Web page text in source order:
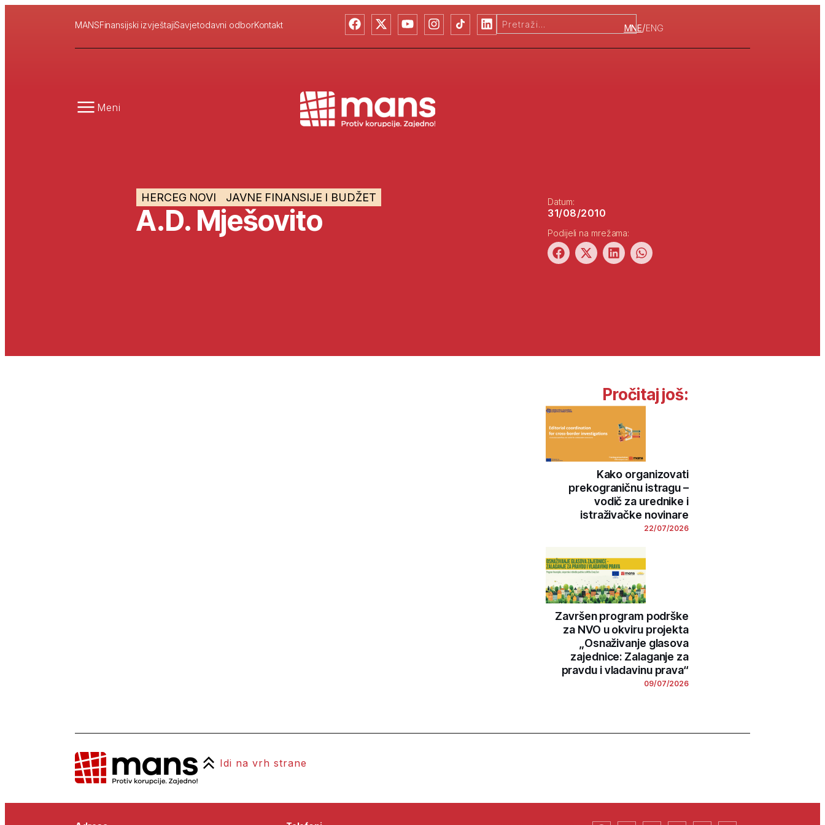
MANSFinansijski izvještajiSavjetodavni odborKontakt MNE/ENG
Meni
HERCEG NOVI JAVNE FINANSIJE I BUDŽET
A.D. Mješovito
Datum:
31/08/2010
Podijeli na mrežama:
Pročitaj još:
Kako organizovati
prekograničnu istragu –
vodič za urednike i
istraživačke novinare
22/07/2026
Završen program podrške
za NVO u okviru projekta
„Osnaživanje glasova
zajednice: Zalaganje za
pravdu i vladavinu prava“
09/07/2026
Idi na vrh strane